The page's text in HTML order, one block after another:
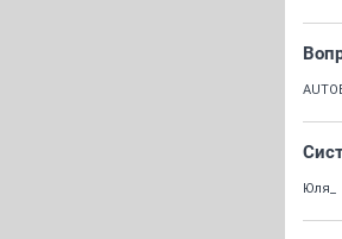
Юля_